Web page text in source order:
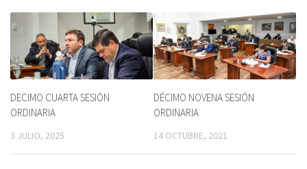
DECIMO CUARTA SESIÓN
ORDINARIA
3 JULIO, 2025
DÉCIMO NOVENA SESIÓN
ORDINARIA
14 OCTUBRE, 2021